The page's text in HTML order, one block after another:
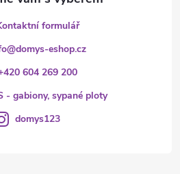
formulář
@domys-eshop.cz
604 269 200
- gabiony, sypané ploty
domys123